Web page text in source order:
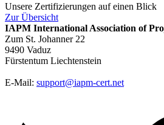
Unsere Zertifizierungen auf einen Blick
ZurÜbersicht
IAPM International Association of
Zum St. Johanner 22
9490 Vaduz
Fürstentum Liechtenstein
E-Mail: support@iapm-cert.net